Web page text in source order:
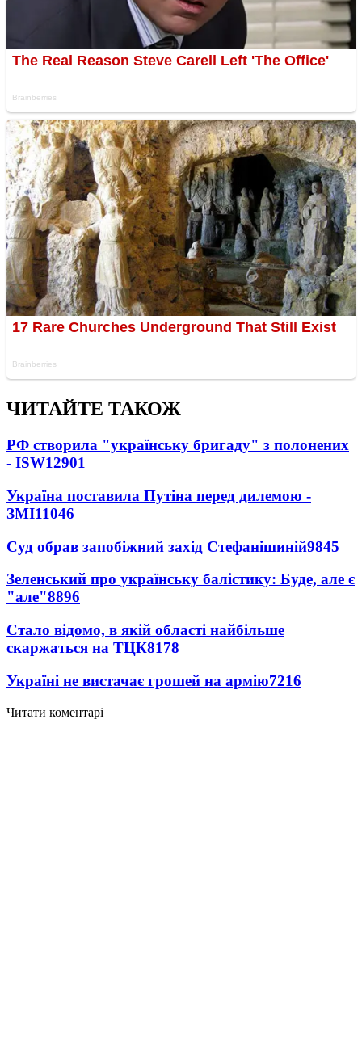
ЧИТАЙТЕ ТАКОЖ
РФ створила "українську бригаду" з полонених
- ISW12901
Україна поставила Путіна перед дилемою -
ЗМІ11046
Суд обрав запобіжний захід Стефанішиній9845
Зеленський про українську балістику: Буде, але є
"але"8896
Стало відомо, в якій області найбільше
скаржаться на ТЦК8178
Україні не вистачає грошей на армію7216
Читати коментарі